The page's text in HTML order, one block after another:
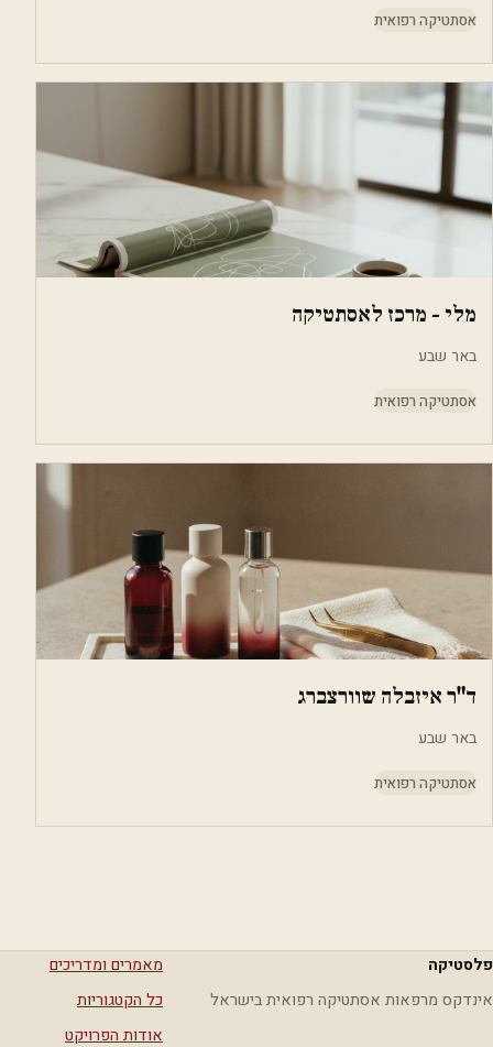
אסתטיקה רפואית
מלי - מרכז לאסתטיקה
באר שבע
אסתטיקה רפואית
ד"ר איזבלה שוורצברג
באר שבע
אסתטיקה רפואית
פלסטיקה
אינדקס מרפאות אסתטיקה רפואית בישראל
מאמרים ומדריכים
כל הקטגוריות
אודות הפרויקט